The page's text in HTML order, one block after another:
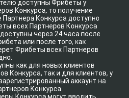
доступны Фрибеты у
Конкурса, то получение
Конкурса доступно
всех Партнеров Конкурса
через 24 часа после
или после того, как
Фрибеты всех Партнеров
как для новых клиентов
Конкурса, так и для клиентов, у
аккаунт на
Конкурса.